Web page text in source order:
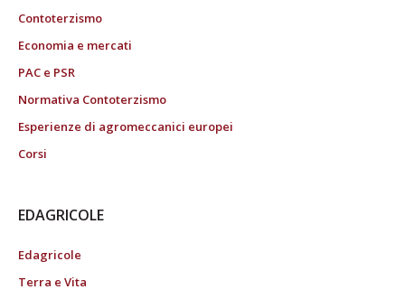
Contoterzismo
Economia e mercati
PAC e PSR
Normativa Contoterzismo
Esperienze di agromeccanici europei
Corsi
EDAGRICOLE
Edagricole
Terra e Vita